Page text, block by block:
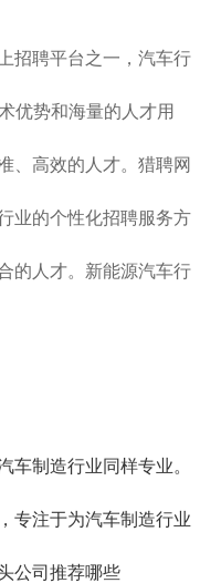
招聘平台之一，汽车行
优势和海量的人才用
、高效的人才。猎聘网
业的个性化招聘服务方
的人才。新能源汽车行
车制造行业同样专业。
专注于为汽车制造行业
公司推荐哪些